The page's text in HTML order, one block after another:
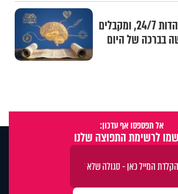
איך חושבים יהדות 24/7, ומקבלים
בברכה של היום
אל תפספסו אף עדכון:
לרשימת התפוצה שלנו